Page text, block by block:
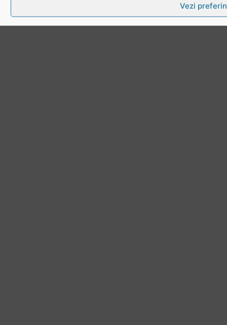
Vezi